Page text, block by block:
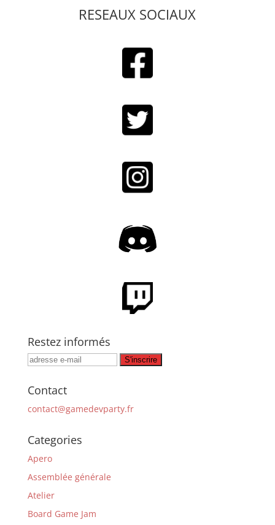
RESEAUX SOCIAUX
Restez informés
Contact
contact@gamedevparty.fr
Categories
Apero
Assemblée générale
Atelier
Board Game Jam